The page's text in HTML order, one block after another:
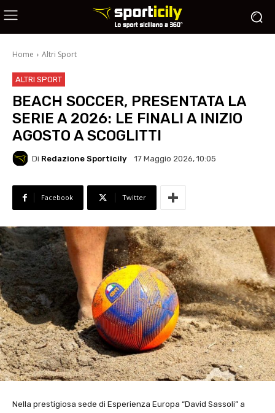
Home Altri Sport
ALTRI SPORT
BEACH SOCCER, PRESENTATA LA
SERIE A 2026: LE FINALI A INIZIO
AGOSTO A SCOGLITTI
Di Redazione Sporticily 17 Maggio 2026, 10:05
Facebook Twitter
Nella prestigiosa sede di Esperienza Europa “David Sassoli” a